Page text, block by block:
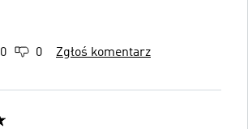
0 0 Zgłoś komentarz